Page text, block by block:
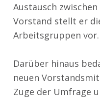
Austausch
Vorstand stellt er
Arbeitsgruppen vor.
Darüber hinaus
neuen
Zuge der Umfrage